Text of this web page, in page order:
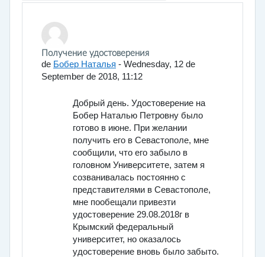
Получение удостоверения
de Бобер Наталья - Wednesday, 12 de
September de 2018, 11:12
Número de respuestas: 3
Добрый день. Удостоверение на
Бобер Наталью Петровну было
готово в июне. При желании
получить его в Севастополе, мне
сообщили, что его забыло в
головном Университете, затем я
созванивалась постоянно с
представителями в Севастополе,
мне пообещали привезти
удостоверение 29.08.2018г в
Крымский федеральный
университет, но оказалось
удостоверение вновь было забыто.